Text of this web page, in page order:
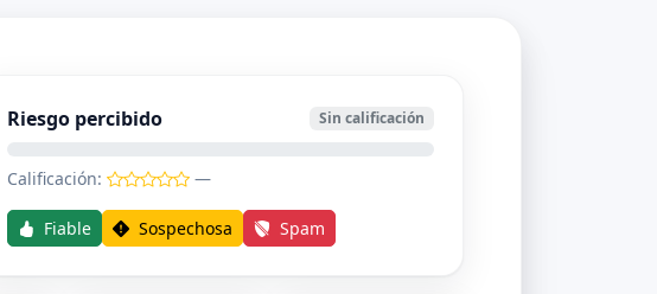
Riesgo percibido Sin calificación
Calificación: —
Fiable Sospechosa Spam